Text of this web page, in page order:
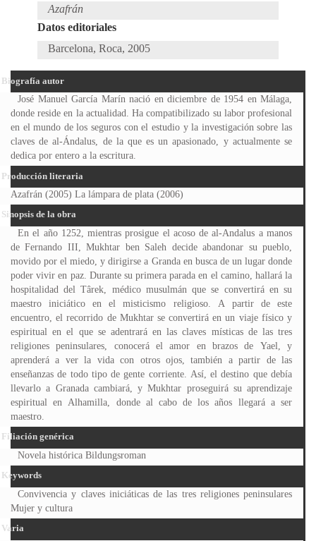
Azafrán
Datos editoriales
Barcelona, Roca, 2005
Biografía autor
José Manuel García Marín nació en diciembre de 1954 en Málaga,
donde reside en la actualidad. Ha compatibilizado su labor profesional
en el mundo de los seguros con el estudio y la investigación sobre las
claves de al-Ándalus, de la que es un apasionado, y actualmente se
dedica por entero a la escritura.
Producción literaria
Azafrán (2005) La lámpara de plata (2006)
Sinopsis de la obra
En el año 1252, mientras prosigue el acoso de al-Andalus a manos
de Fernando III, Mukhtar ben Saleh decide abandonar su pueblo,
movido por el miedo, y dirigirse a Granda en busca de un lugar donde
poder vivir en paz. Durante su primera parada en el camino, hallará la
hospitalidad del Târek, médico musulmán que se convertirá en su
maestro iniciático en el misticismo religioso. A partir de este
encuentro, el recorrido de Mukhtar se convertirá en un viaje físico y
espiritual en el que se adentrará en las claves místicas de las tres
religiones peninsulares, conocerá el amor en brazos de Yael, y
aprenderá a ver la vida con otros ojos, también a partir de las
enseñanzas de todo tipo de gente corriente. Así, el destino que debía
llevarlo a Granada cambiará, y Mukhtar proseguirá su aprendizaje
espiritual en Alhamilla, donde al cabo de los años llegará a ser
maestro.
Filiación genérica
Novela histórica Bildungsroman
Keywords
Convivencia y claves iniciáticas de las tres religiones peninsulares
Mujer y cultura
Varia